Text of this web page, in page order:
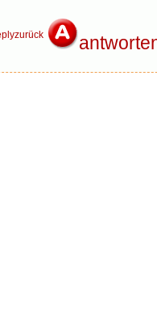
zurück